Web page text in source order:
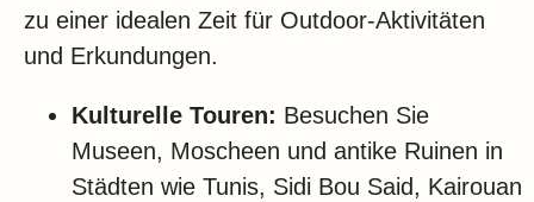
zu einer idealen Zeit für Outdoor-Aktivitäten
und Erkundungen.
Kulturelle Touren: Besuchen Sie
Museen, Moscheen und antike Ruinen in
Städten wie Tunis, Sidi Bou Said, Kairouan